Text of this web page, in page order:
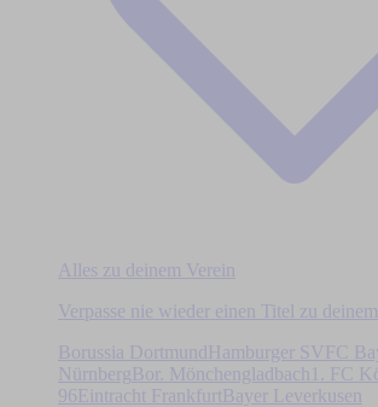
Alles zu deinem Verein
Verpasse nie wieder einen Titel zu deinem
Borussia DortmundHamburger SV FC
Nürnberg Bor. Mönchengladbach 1. FC
96Eintracht Frankfurt Bayer Leverkusen